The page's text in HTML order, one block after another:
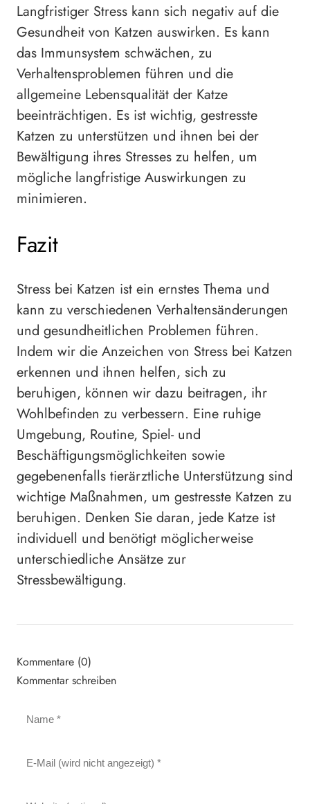
Langfristiger Stress kann sich negativ auf die
Gesundheit von Katzen auswirken. Es kann
das Immunsystem schwächen, zu
Verhaltensproblemen führen und die
allgemeine Lebensqualität der Katze
beeinträchtigen. Es ist wichtig, gestresste
Katzen zu unterstützen und ihnen bei der
Bewältigung ihres Stresses zu helfen, um
mögliche langfristige Auswirkungen zu
minimieren.
Fazit
Stress bei Katzen ist ein ernstes Thema und
kann zu verschiedenen Verhaltensänderungen
und gesundheitlichen Problemen führen.
Indem wir die Anzeichen von Stress bei Katzen
erkennen und ihnen helfen, sich zu
beruhigen, können wir dazu beitragen, ihr
Wohlbefinden zu verbessern. Eine ruhige
Umgebung, Routine, Spiel- und
Beschäftigungsmöglichkeiten sowie
gegebenenfalls tierärztliche Unterstützung sind
wichtige Maßnahmen, um gestresste Katzen zu
beruhigen. Denken Sie daran, jede Katze ist
individuell und benötigt möglicherweise
unterschiedliche Ansätze zur
Stressbewältigung.
Kommentare (0)
Kommentar schreiben